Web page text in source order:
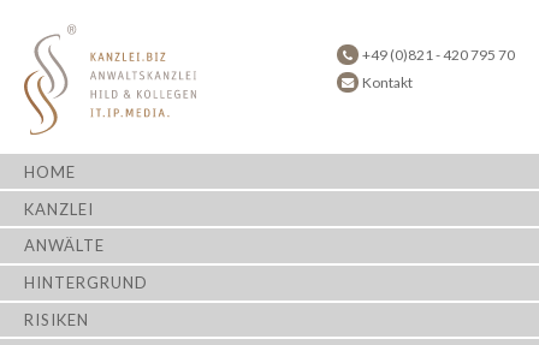
+49 (0)821 - 420 795 70
Kontakt
HOME
KANZLEI
ANWÄLTE
HINTERGRUND
RISIKEN